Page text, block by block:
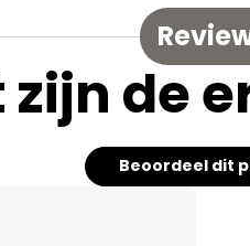
zijn de
Beoordeel dit